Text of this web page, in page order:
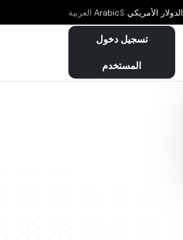
الدولار الأمريكي $
Arabic العربية
تسجيل دخول
المستخدم